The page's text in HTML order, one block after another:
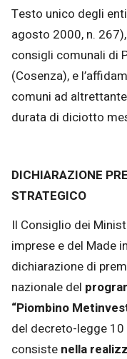
Testo unico degli
agosto 2000, n.
consigli comunali di
(Cosenza), e
comuni ad
durata di diciotto
DICHIARAZIONE
STRATEGICO
Il Consiglio dei
imprese e del Made
dichiarazione di
nazionale del
“Piombino
del decreto-legge
consiste nella